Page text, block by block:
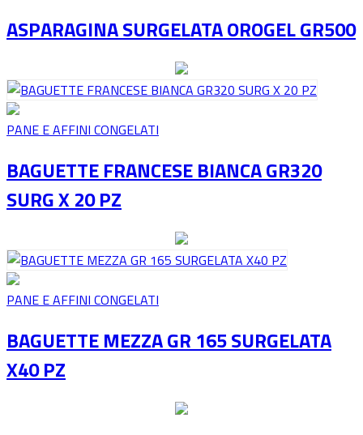
ASPARAGINA SURGELATA OROGEL GR500
PANE E AFFINI CONGELATI
BAGUETTE FRANCESE BIANCA GR320
SURG X 20 PZ
PANE E AFFINI CONGELATI
BAGUETTE MEZZA GR 165 SURGELATA
X40 PZ